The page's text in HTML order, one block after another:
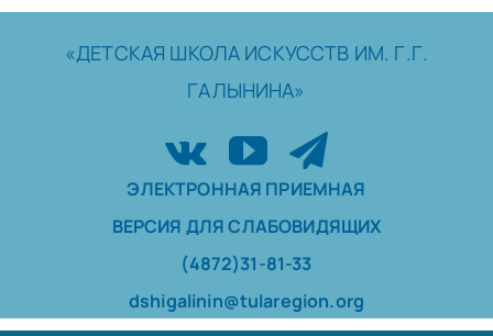
Skip
«ДЕТСКАЯ ШКОЛА ИСКУССТВ ИМ. Г.Г.
ГАЛЫНИНА»
ЭЛЕКТРОННАЯ ПРИЕМНАЯ
ВЕРСИЯ ДЛЯ СЛАБОВИДЯЩИХ
(4872)31-81-33
dshigalinin@tularegion.org